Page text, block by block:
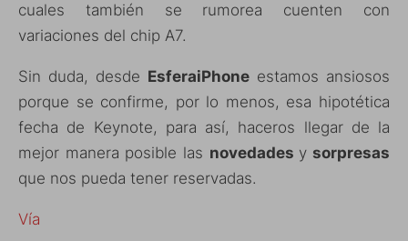
cuales también se rumorea cuenten con
variaciones del chip A7.
Sin duda, desde EsferaiPhone estamos ansiosos
porque se confirme, por lo menos, esa hipotética
fecha de Keynote, para así, haceros llegar de la
mejor manera posible las novedades y sorpresas
que nos pueda tener reservadas.
Vía